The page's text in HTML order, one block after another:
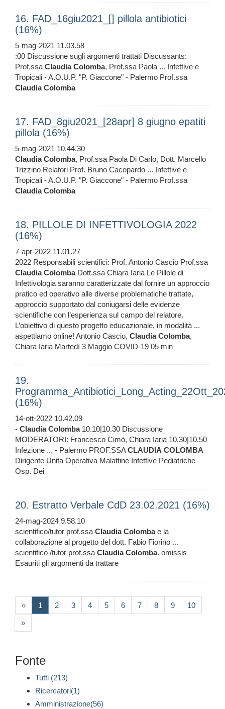
16. FAD_16giu2021_[] pillola antibiotici
(16%)
5-mag-2021 11.03.58
:00 Discussione sugli argomenti trattati Discussants:
Prof.ssaClaudia Colomba, Prof.ssa Paola ... Infettive e
Tropicali - A.O.U.P. "P. Giaccone" - Palermo Prof.ssa
Claudia Colomba
17. FAD_8giu2021_[28apr] 8 giugno epatiti
pillola (16%)
5-mag-2021 10.44.30
Claudia Colomba, Prof.ssa Paola Di Carlo, Dott. Marcello
Trizzino Relatori Prof. Bruno Cacopardo ... Infettive e
Tropicali - A.O.U.P. "P. Giaccone" - Palermo Prof.ssa
Claudia Colomba
18. PILLOLE DI INFETTIVOLOGIA 2022
(16%)
7-apr-2022 11.01.27
2022 Responsabili scientifici: Prof. Antonio Cascio Prof.ssa
Claudia ColombaDott.ssa Chiara Iaria Le Pillole di
Infettivologia saranno caratterizzate dal fornire un approccio
pratico ed operativo alle diverse problematiche trattate,
approccio supportato dal coniugarsi delle evidenze
scientifiche con l’esperienza sul campo del relatore.
L’obiettivo di questo progetto educazionale, in modalità ...
aspettiamo online! Antonio Cascio, Claudia Colomba,
Chiara Iaria Martedì 3 Maggio COVID-19 05 min
19.
(16%)
14-ott-2022 10.42.09
- Claudia Colomba10.10|10.30 Discussione
MODERATORI: Francesco Cimò, Chiara Iaria 10.30|10.50
Infezione ... - Palermo PROF.SSACLAUDIA COLOMBA
Dirigente Unita Operativa Malattine Infettive Pediatriche
Osp. Dei
20. Estratto Verbale CdD 23.02.2021 (16%)
24-mag-2024 9.58.10
scientifico/tutor prof.ssaClaudia Colombae la
collaborazione al progetto del dott. Fabio Fiorino ...
scientifico /tutor prof.ssaClaudia Colomba. omissis
Esauriti gli argomenti da trattare
« 1 (current)
2 3 4 5 6 7 8 9 10
»
Fonte
Tutti (213)
Ricercatori(1)
Amministrazione(56)